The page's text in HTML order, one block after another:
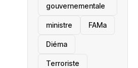
gouvernementale
ministre FAMa
Diéma
Terroriste